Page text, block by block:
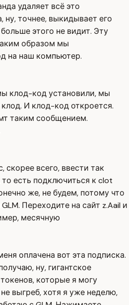
удаляет всё это
точнее, выкидывает его
этого не видит. Эту
образом мы
на наш компьютер.
клод-код установили, мы
И клод-код откроется.
таким сообщением.
скорее всего, ввести так
есть подключиться к clot
же, не будем, потому что
Переходите на сайт z.AaiI и
месячную
оплачена вот эта подписка.
ну, гигантское
которые я могу
выгреб, хотя я уже неделю,